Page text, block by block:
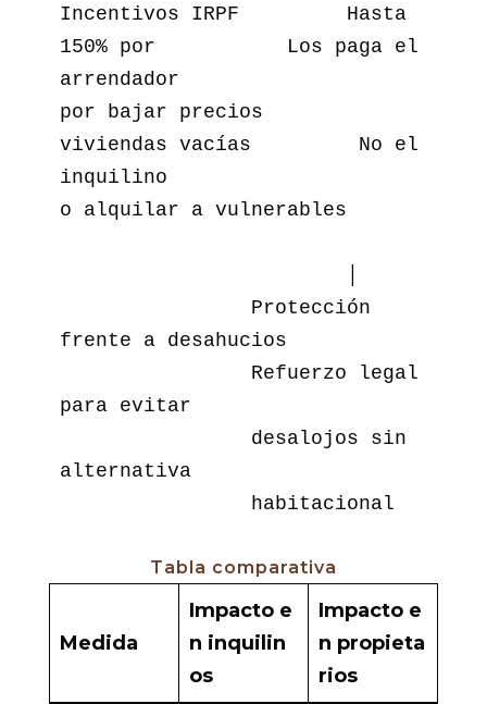
Incentivos IRPF         Hasta
150% por           Los paga el
arrendador
por bajar precios
viviendas vacías         No el
inquilino
o alquilar a vulnerables
frente a desahucios
para evitar
alternativa
Tabla comparativa
Medida
Impacto e
n inquilin
os
Impacto e
n propieta
rios